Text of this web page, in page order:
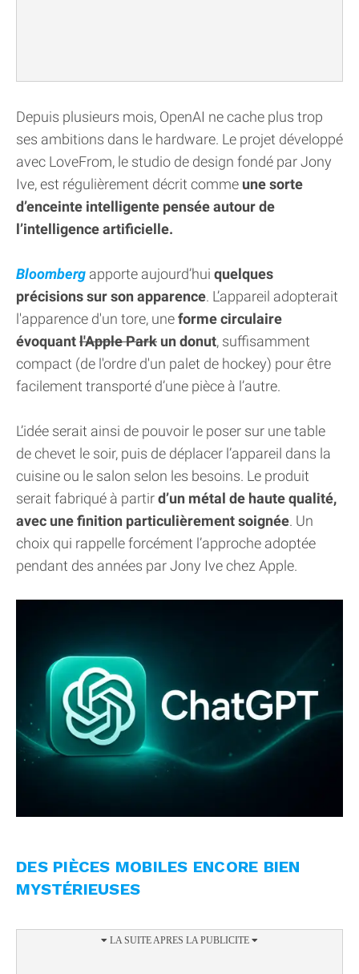
Depuis plusieurs mois, OpenAI ne cache plus trop
ses ambitions dans le hardware. Le projet développé
avec LoveFrom, le studio de design fondé par Jony
Ive, est régulièrement décrit comme une sorte
d’enceinte intelligente pensée autour de
l’intelligence artificielle.
Bloomberg apporte aujourd’hui quelques
précisions sur son apparence. L’appareil adopterait
l'apparence d'un tore, uneforme circulaire
évoquantl'Apple Park un donut, suffisamment
compact (de l'ordre d'un palet de hockey) pour être
facilement transporté d’une pièce à l’autre.
L’idée serait ainsi de pouvoir le poser sur une table
de chevet le soir, puis de déplacer l’appareil dans la
cuisine ou le salon selon les besoins. Le produit
serait fabriqué à partird’un métal de haute qualité,
avec une finition particulièrement soignée. Un
choix qui rappelle forcément l’approche adoptée
pendant des années par Jony Ive chez Apple.
DES PIÈCES MOBILES ENCORE BIEN
MYSTÉRIEUSES